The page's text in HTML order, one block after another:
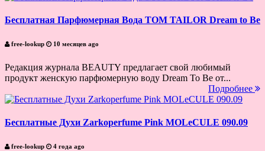
Бесплатная Парфюмерная Вода TOM TAILOR Dream to Be
free-lookup 10 месяцев ago
Редакция журнала BEAUTY предлагает свой любимый
продукт женскую парфюмерную воду Dream To Be от...
Подробнее
Бесплатные Духи Zarkoperfume Pink MOLeCULE 090.09
free-lookup 4 года ago